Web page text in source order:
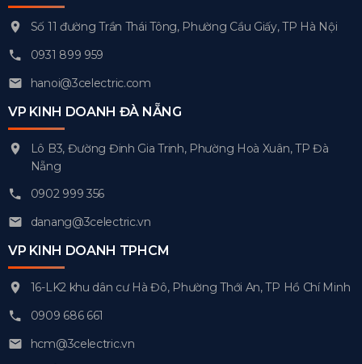
Số 11 đường Trần Thái Tông, Phường Cầu Giấy, TP Hà Nội
0931 899 959
hanoi@3celectric.com
VP KINH DOANH ĐÀ NẴNG
Lô B3, Đường Đinh Gia Trinh, Phường Hoà Xuân, TP Đà
Nẵng
0902 999 356
danang@3celectric.vn
VP KINH DOANH TPHCM
16-LK2 khu dân cư Hà Đô, Phường Thới An, TP Hồ Chí Minh
0909 686 661
hcm@3celectric.vn